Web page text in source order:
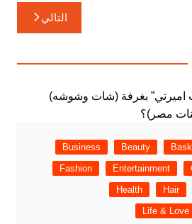
التالي
Beauty
Business
Entertainment
Fashion
Hair
Health
Life & Love